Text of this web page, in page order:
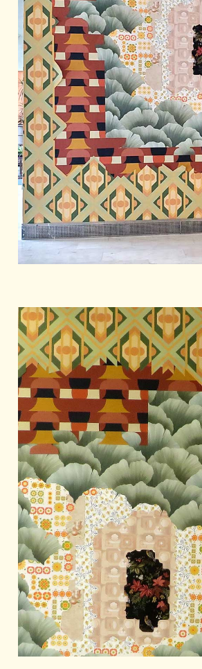
Réseau
Artistes
De A à Z
Année
Collection
Candidater
Contact